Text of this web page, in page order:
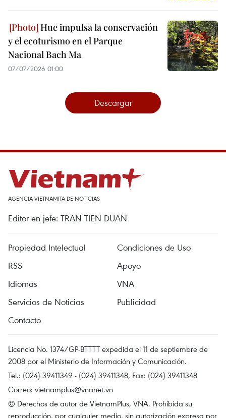
Hue impulsa la conservación
y el ecoturismo en el Parque
Nacional Bach Ma
07/07/2026 01:00
Descargar
AGENCIA VIETNAMITA DE NOTICIAS
Editor en jefe: TRAN TIEN DUAN
Propiedad Intelectual
Condiciones de Uso
RSS
Apoyo
Idiomas
VNA
Servicios de Noticias
Publicidad
Contacto
Licencia No. 1374/GP-BTTTT expedida el 11 de septiembre de
2008 por el Ministerio de Información y Comunicación.
Tel.: (024) 39411349 - (024) 39411348, Fax: (024) 39411348
Correo: vietnamplus@vnanet.vn
© Derechos de autor de VietnamPlus, VNA. Prohibida su
reproducción, por cualquier medio, sin autorización expresa por